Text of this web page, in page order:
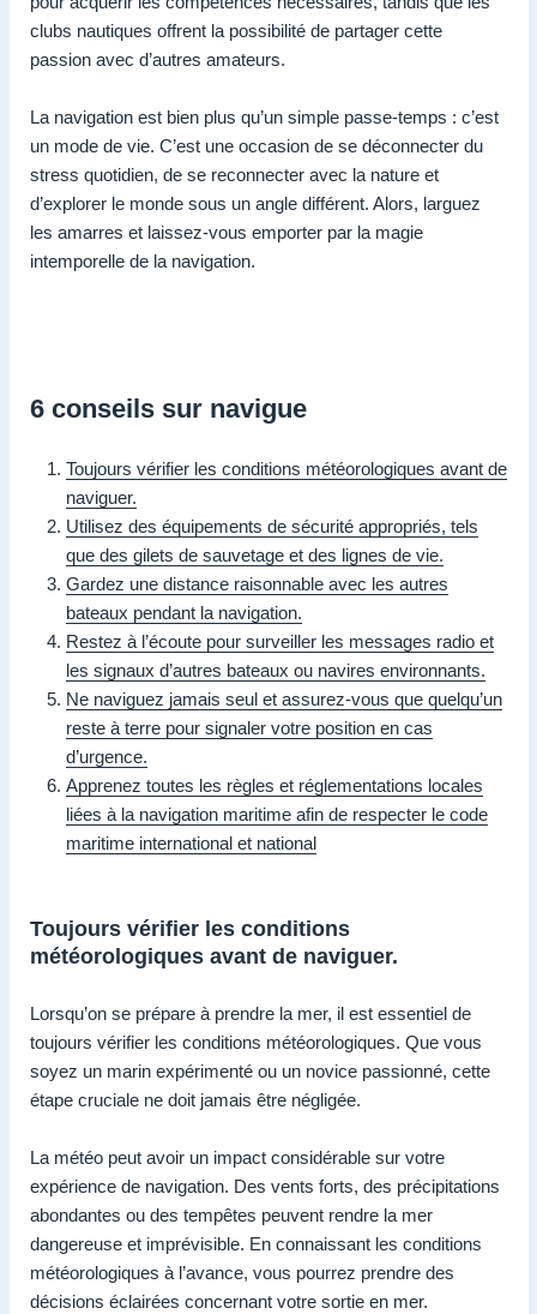
clubs nautiques offrent la possibilité de partager cette
passion avec d’autres amateurs.
La navigation est bien plus qu’un simple passe-temps : c’est
un mode de vie. C’est une occasion de se déconnecter du
stress quotidien, de se reconnecter avec la nature et
d’explorer le monde sous un angle différent. Alors, larguez
les amarres et laissez-vous emporter par la magie
intemporelle de la navigation.
6 conseils sur navigue
Toujours vérifier les conditions météorologiques avant de
naviguer.
Utilisez des équipements de sécurité appropriés, tels
que des gilets de sauvetage et des lignes de vie.
Gardez une distance raisonnable avec les autres
bateaux pendant la navigation.
Restez à l’écoute pour surveiller les messages radio et
les signaux d’autres bateaux ou navires environnants.
Ne naviguez jamais seul et assurez-vous que quelqu’un
reste à terre pour signaler votre position en cas
d’urgence.
Apprenez toutes les règles et réglementations locales
liées à la navigation maritime afin de respecter le code
maritime international et national
Toujours vérifier les conditions
météorologiques avant de naviguer.
Lorsqu’on se prépare à prendre la mer, il est essentiel de
toujours vérifier les conditions météorologiques. Que vous
soyez un marin expérimenté ou un novice passionné, cette
étape cruciale ne doit jamais être négligée.
La météo peut avoir un impact considérable sur votre
expérience de navigation. Des vents forts, des précipitations
abondantes ou des tempêtes peuvent rendre la mer
dangereuse et imprévisible. En connaissant les conditions
météorologiques à l’avance, vous pourrez prendre des
décisions éclairées concernant votre sortie en mer.